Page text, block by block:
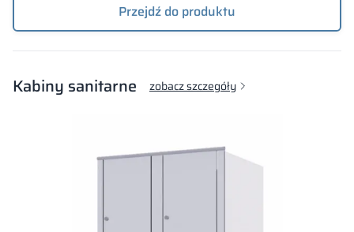
Przejdź do produktu
Kabiny sanitarne zobacz szczegóły